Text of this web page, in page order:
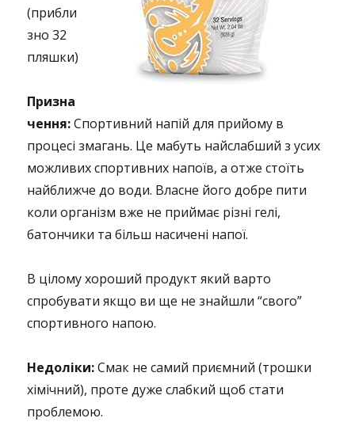
(прибли
зно 32
пляшки)
Призна
чення:Спортивний напій для прийому в
процесі змагань. Це мабуть найслабший з усих
можливих спортивних напоїв, а отже стоїть
найближче до води. Власне його добре пити
коли організм вже не приймає різні гелі,
батончики та більш насичені напої.
В цілому хороший продукт який варто
спробувати якщо ви ще не знайшли “свого”
спортивного напою.
Недоліки:Смак не самий приємний (трошки
хімічний), проте дуже слабкий щоб стати
проблемою.